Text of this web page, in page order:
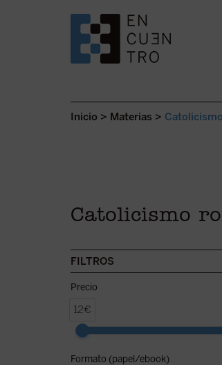
SALTAR AL CONTENIDO.
Inicio > Materias >
Catolicismo
FILTROS
Precio
12€
Formato (papel/ebook)